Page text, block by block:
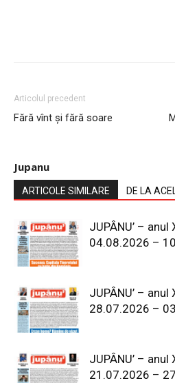
Articolul precedent
Fără vînt și fără soare
Jupanu
ARTICOLE SIMILARE DE LA
JUPÂNU’ –
04.08.2026 –
JUPÂNU’ –
28.07.2026 –
JUPÂNU’ –
21.07.2026 –